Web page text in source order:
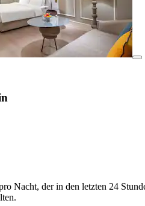
Nacht, der in den letzten 24